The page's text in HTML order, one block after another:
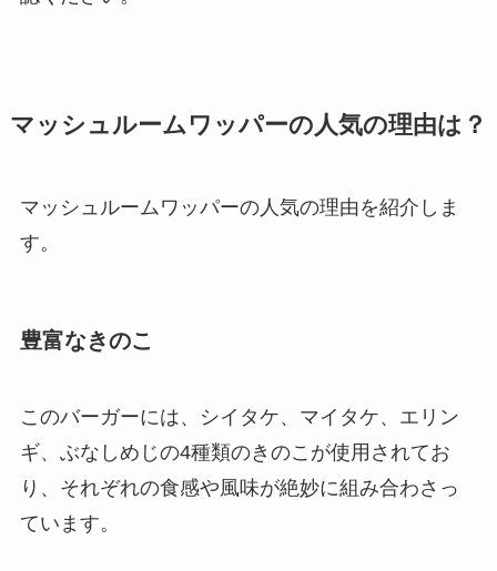
マッシュルームワッパーの人気の理由は？
マッシュルームワッパーの人気の理由を紹介しま
す。
豊富なきのこ
このバーガーには、シイタケ、マイタケ、エリン
ギ、ぶなしめじの4種類のきのこが使用されてお
り、それぞれの食感や風味が絶妙に組み合わさっ
ています。